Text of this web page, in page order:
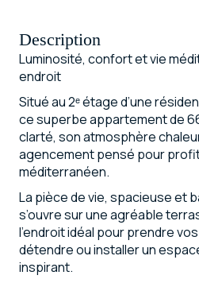
Description
Luminosité, confort et vie
endroit
Situé au 2ᵉ étage d’une
ce superbe appartement de
clarté, son atmosphère
agencement pensé pour
méditerranéen.
La pièce de vie, spacieuse et
s’ouvre sur une agréable
l’endroit idéal pour prendre
détendre ou installer un
inspirant.